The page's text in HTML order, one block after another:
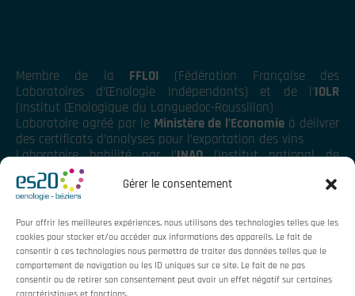
Gérer le consentement
Pour offrir les meilleures expériences, nous utilisons des technologies telles que les
cookies pour stocker et/ou accéder aux informations des appareils. Le fait de
consentir à ces technologies nous permettra de traiter des données telles que le
comportement de navigation ou les ID uniques sur ce site. Le fait de ne pas
consentir ou de retirer son consentement peut avoir un effet négatif sur certaines
Membre de la FFLOI (Fédération Française des
Laboratoires d’Œnologie Indépendants) et de l’IOLR
(Institut Œnologique du Languedoc-Roussillon)
Laboratoire agréé par le Ministère de l’Economieà délivrer
des certificats d’analyses pour l’exportation des vins
Laboratoire habilité par l’INAO(Institut national de
l’origine et de la qualité)